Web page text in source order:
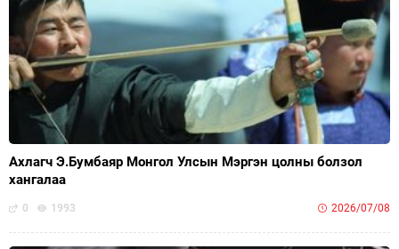
Ахлагч Э.Бумбаяр Монгол Улсын Мэргэн цолны болзол
хангалаа
0 1993 2026/07/08